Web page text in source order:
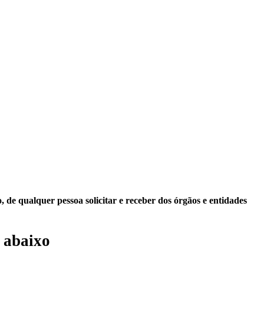
qualquer pessoa solicitar e receber dos órgãos e entidades